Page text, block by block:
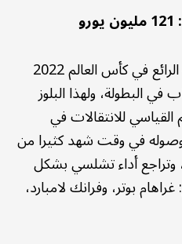
أصبح الأرجنتيني نجما بأدائه الرائع في كأس العالم 2022
البطولة، ولهذا البلوز
للانتقالات في
وصوله في وقت شهد كثيرا من
وتراجع أداء تشلسي بشكل
هم: غراهام بوتر، وفرانك لامبارد،